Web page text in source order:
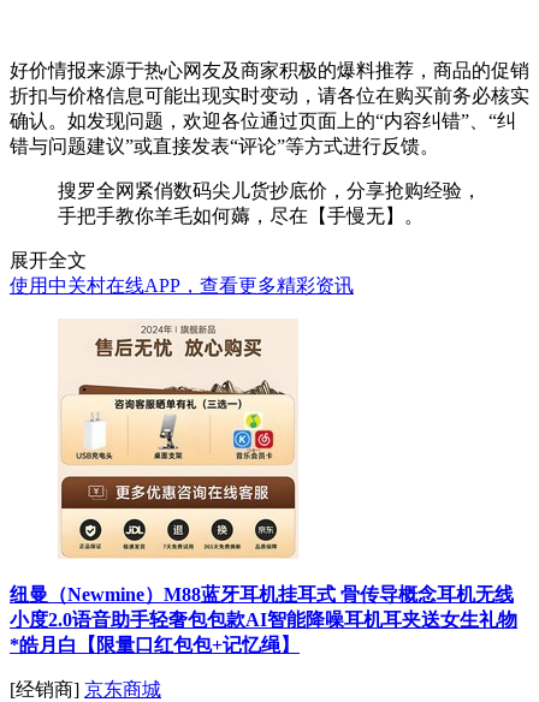
好价情报来源于热心网友及商家积极的爆料推荐，商品的促销
折扣与价格信息可能出现实时变动，请各位在购买前务必核实
确认。如发现问题，欢迎各位通过页面上的“内容纠错”、“纠
错与问题建议”或直接发表“评论”等方式进行反馈。
搜罗全网紧俏数码尖儿货抄底价，分享抢购经验，
手把手教你羊毛如何薅，尽在【手慢无】。
展开全文
使用中关村在线APP，查看更多精彩资讯
纽曼（Newmine）M88蓝牙耳机挂耳式 骨传导概念耳机无线
小度2.0语音助手轻奢包包款AI智能降噪耳机耳夹送女生礼物
*皓月白【限量口红包包+记忆绳】
[经销商] 京东商城